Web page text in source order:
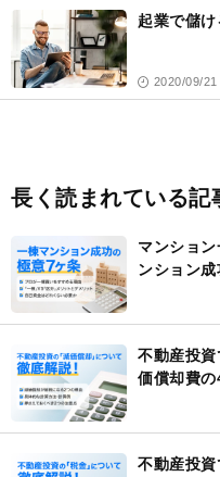
起業で儲
2020/09/21
長く読まれている記
マンショ
ンション
不動産投
価償却費の
不動産投